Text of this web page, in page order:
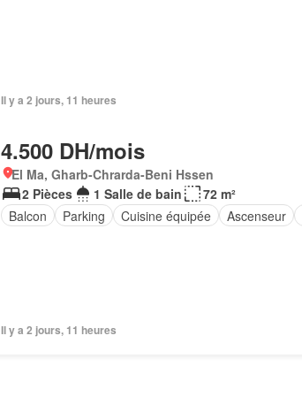
Il y a 2 jours, 11 heures
4.500 DH/mois
El Ma, Gharb-Chrarda-Beni Hssen
2 Pièces
1 Salle de bain
72 m²
Balcon
Parking Cuisine équipée Ascenseur
Il y a 2 jours, 11 heures